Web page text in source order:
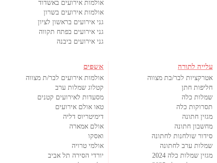
אולמות אירועים באשדוד
אולמות אירועים בשרון
גני אירועים בראשון לציון
גני אירועים בפתח תקווה
גני אירועים ביבנה
עלייה לתורה
אטרקציות לבר/בת מצווה
חליפות חתן
שמלות כלה
תסרוקות כלה
מגזין חתונה
מחשבון חתונה
סידור שולחנות לחתונה
שמלות ערב לחתונה
מגזין שמלות כלה 2024
אשפים
אולמות אירועים לבר/ת מצווה
קטלוג שמלות ערב
מסעדות לאירועים קטנים
טאו אולם אירועים
דימיטריוס דליה
אולם אמארה
ואסקו
אולמי טרויה
יורדי הסירה תל אביב